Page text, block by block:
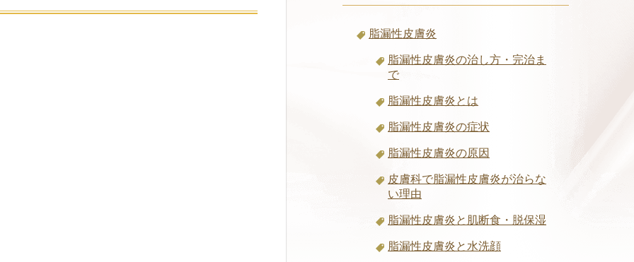
脂漏性皮膚炎
脂漏性皮膚炎の治し方・完治ま
で
脂漏性皮膚炎とは
脂漏性皮膚炎の症状
脂漏性皮膚炎の原因
皮膚科で脂漏性皮膚炎が治らな
い理由
脂漏性皮膚炎と肌断食・脱保湿
脂漏性皮膚炎と水洗顔